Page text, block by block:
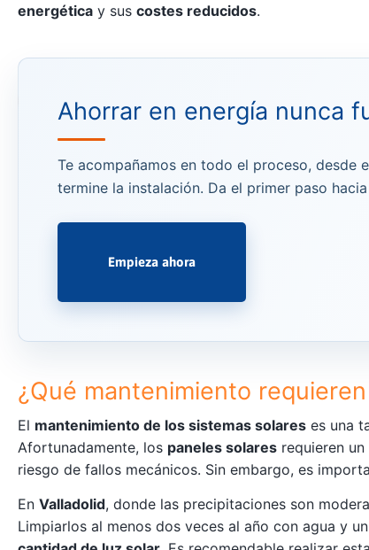
energética y sus costes reducidos.
Ahorrar en energía nunca
Te acompañamos en todo el proceso, desde
termine la instalación. Da el primer paso
Empieza ahora
¿Qué mantenimiento
El mantenimiento de los sistemas solares es una
Afortunadamente, los paneles solares requieren
riesgo de fallos mecánicos. Sin embargo, es
En Valladolid, donde las precipitaciones son
Limpiarlos al menos dos veces al año con agua y un